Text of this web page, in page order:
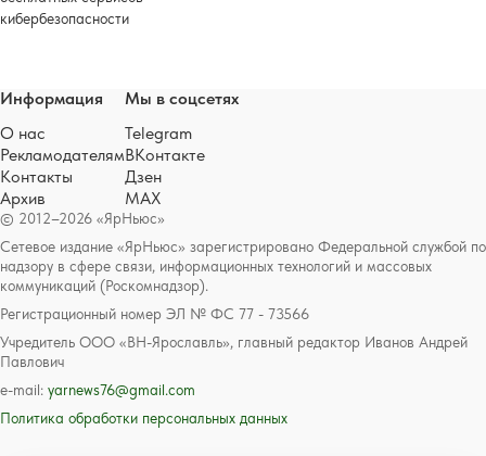
кибербезопасности
© 2012–2026 «ЯрНьюс»
Сетевое издание «ЯрНьюс» зарегистрировано Федеральной службой по
надзору в сфере связи, информационных технологий и массовых
коммуникаций (Роскомнадзор).
Регистрационный номер ЭЛ № ФС 77 - 73566
Учредитель ООО «ВН-Ярославль», главный редактор Иванов Андрей
Павлович
e-mail: yarnews76@gmail.com
Политика обработки персональных данных
Информация
О нас
Рекламодателям
Контакты
Архив
Мы в соцсетях
Telegram
ВКонтакте
Дзен
MAX